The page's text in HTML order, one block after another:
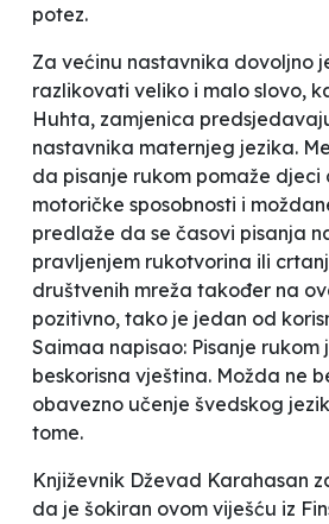
potez.
Za većinu nastavnika dovoljno
razlikovati veliko i malo slovo,
Huhta, zamjenica
nastavnika maternjeg jezika.
da pisanje rukom pomaže
motoričke sposobnosti i
predlaže da se časovi pisanja
pravljenjem rukotvorina ili
društvenih mreža također na
pozitivno, tako je jedan od
Saimaa napisao: Pisanje rukom
beskorisna vještina. Možda ne
obavezno učenje švedskog
tome.
Književnik Dževad Karahasan
da je šokiran ovom viješću iz